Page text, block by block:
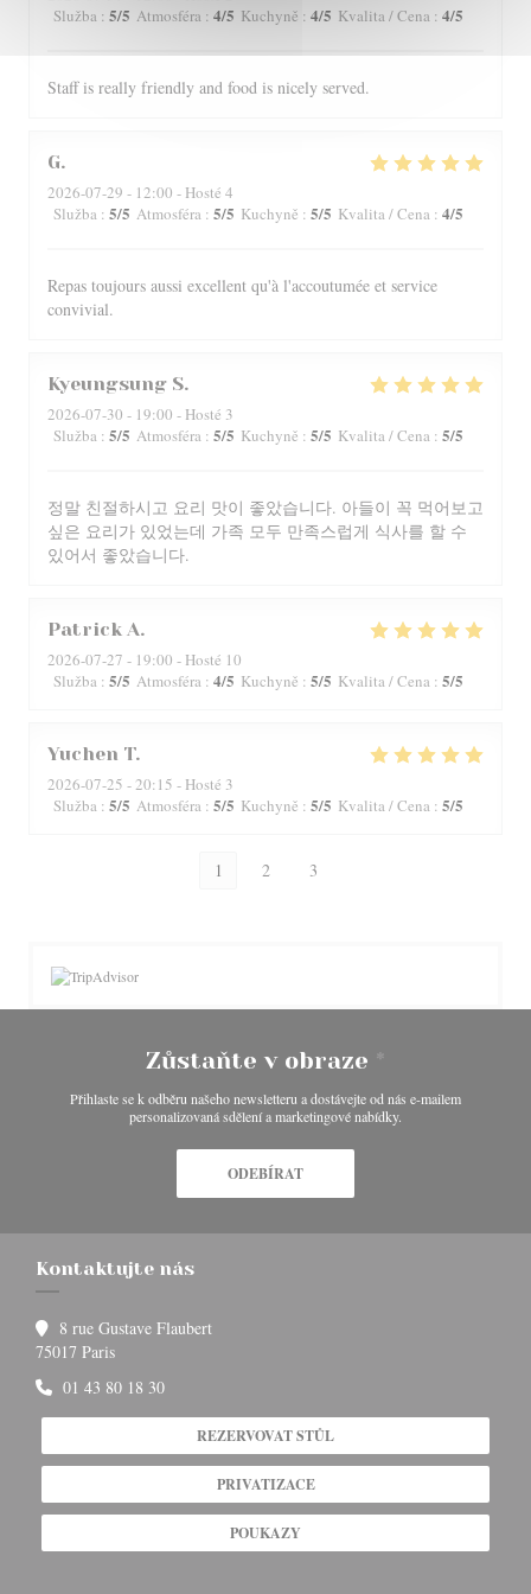
Služba : 5/5 Atmosféra : 4/5 Kuchyně : 4/5 Kvalita / Cena : 4/5
Staff is really friendly and food is nicely served.
G
2026-07-29 - 12:00 - Hosté 4
Služba : 5/5 Atmosféra : 5/5 Kuchyně : 5/5 Kvalita / Cena : 4/5
Repas toujours aussi excellent qu'à l'accoutumée et service
convivial.
Kyeungsung S
2026-07-30 - 19:00 - Hosté 3
Služba : 5/5 Atmosféra : 5/5 Kuchyně : 5/5 Kvalita / Cena : 5/5
정말 친절하시고 요리 맛이 좋았습니다. 아들이 꼭 먹어보고
싶은 요리가 있었는데 가족 모두 만족스럽게 식사를 할 수
있어서 좋았습니다.
Patrick A
2026-07-27 - 19:00 - Hosté 10
Služba : 5/5 Atmosféra : 4/5 Kuchyně : 5/5 Kvalita / Cena : 5/5
Yuchen T
2026-07-25 - 20:15 - Hosté 3
Služba : 5/5 Atmosféra : 5/5 Kuchyně : 5/5 Kvalita / Cena : 5/5
1 2 3
Zůstaňte v obraze *
Přihlaste se k odběru našeho newsletteru a dostávejte od nás e-mailem
personalizovaná sdělení a marketingové nabídky.
ODEBÍRAT
Kontaktujte nás
8 rue Gustave Flaubert
75017 Paris((otevře se v novém okně))
01 43 80 18 30
REZERVOVAT STŮL
PRIVATIZACE
POUKAZY